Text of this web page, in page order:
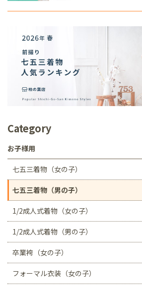
Category
お子様用
七五三着物（女の子）
七五三着物（男の子）
1/2成人式着物（女の子）
1/2成人式着物（男の子）
卒業袴（女の子）
フォーマル衣装（女の子）